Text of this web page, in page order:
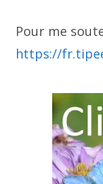
Pour me
https://